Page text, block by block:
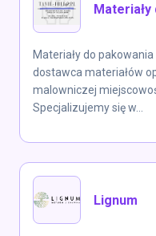
Materiały
Materiały do
dostawca materiałów
malowniczej
Specjalizujemy się w...
Lignum